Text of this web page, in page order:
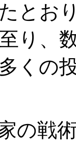
とお
り、
くの
の戦